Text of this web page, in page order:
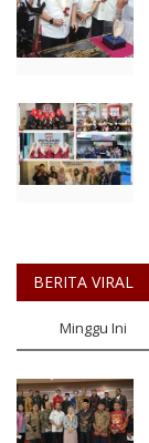
BERITA VIRAL
Minggu Ini